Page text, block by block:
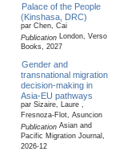
Palace of the People
(Kinshasa, DRC)
par Chen, Cai
PublicationLondon, Verso
Books, 2027
Gender and
transnational migration
decision-making in
Asia-EU pathways
par Sizaire, Laure ,
Fresnoza-Flot, Asuncion
PublicationAsian and
Pacific Migration Journal,
2026-12